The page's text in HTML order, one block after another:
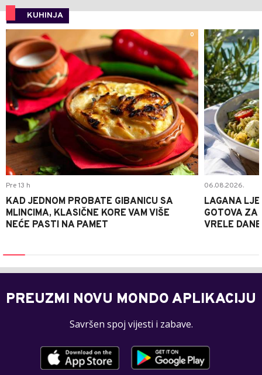
KUHINJA
0
Pre 13 h
KAD JEDNOM PROBATE GIBANICU SA
MLINCIMA, KLASIČNE KORE VAM VIŠE
NEĆE PASTI NA PAMET
06.08.2026.
LAGANA
GOTOVA ZA
VRELE DANE
PREUZMI NOVU MONDO APLIKACIJU
Savršen spoj vijesti i zabave.